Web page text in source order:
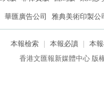
華匯廣告公司 雅典美術印製公
本報檢索 本報必讀
本
香港文匯報新媒體中心 版